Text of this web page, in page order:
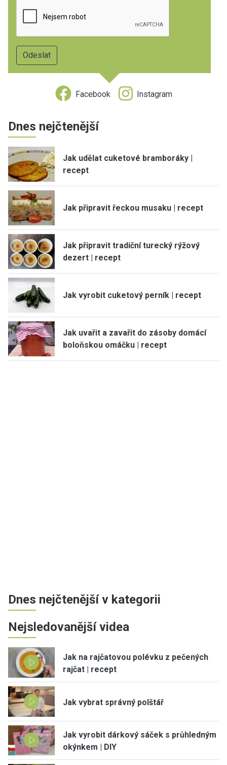
Facebook Instagram
Dnes nejčtenější
Jak udělat cuketové bramboráky |
recept
Jak připravit řeckou musaku | recept
Jak připravit tradiční turecký rýžový
dezert | recept
Jak vyrobit cuketový perník | recept
Jak uvařit a zavařit do zásoby domácí
boloňskou omáčku | recept
Dnes nejčtenější v kategorii
Nejsledovanější videa
Jak na rajčatovou polévku z pečených
rajčat | recept
Jak vybrat správný polštář
Jak vyrobit dárkový sáček s průhledným
okýnkem | DIY